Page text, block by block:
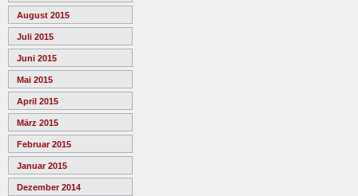
August 2015
Juli 2015
Juni 2015
Mai 2015
April 2015
März 2015
Februar 2015
Januar 2015
Dezember 2014